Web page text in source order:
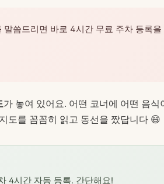
말씀드리면 바로 4시간 무료 주차 등록을
가 놓여 있어요. 어떤 코너에 어떤 음식
도를 꼼꼼히 읽고 동선을 짰답니다 😄
4시간 자동 등록. 간단해요!